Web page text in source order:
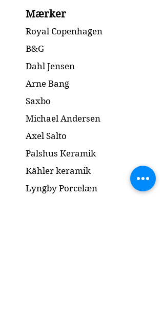
Mærker
Royal Copenhagen
B&G
Dahl Jensen
Arne Bang
Saxbo
Michael Andersen
Axel Salto
Palshus Keramik
Kähler keramik
Lyngby Porcelæn